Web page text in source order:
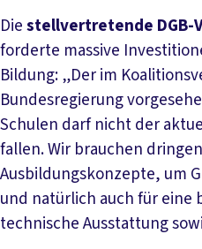
Diestellvertretende DGB-
forderte massive
Bildung: „Der im
Bundesregierung
Schulen darf nicht der
fallen. Wir brauchen
Ausbildungskonzepte, um
und natürlich auch für eine
technische Ausstattung